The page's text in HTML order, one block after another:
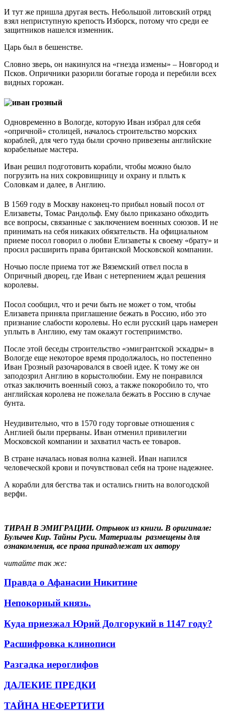
И тут же пришла другая весть. Небольшой литовский отряд
взял неприступную крепость Изборск, потому что среди ее
защитников нашелся изменник.
Царь был в бешенстве.
Словно зверь, он накинулся на «гнезда измены» – Новгород и
Псков. Опричники разорили богатые города и перебили всех
видных горожан.
Одновременно в Вологде, которую Иван избрал для себя
«опричной» столицей, началось строительство морских
кораблей, для чего туда были срочно привезены английские
корабельные мастера.
Иван решил подготовить корабли, чтобы можно было
погрузить на них сокровищницу и охрану и плыть к
Соловкам и далее, в Англию.
В 1569 году в Москву наконец-то прибыл новый посол от
Елизаветы, Томас Рандольф. Ему было приказано обходить
все вопросы, связанные с заключением военных союзов. И не
принимать на себя никаких обязательств. На официальном
приеме посол говорил о любви Елизаветы к своему «брату» и
просил расширить права британской Московской компании.
Ночью после приема тот же Вяземский отвел посла в
Опричный дворец, где Иван с нетерпением ждал решения
королевы.
Посол сообщил, что и речи быть не может о том, чтобы
Елизавета приняла приглашение бежать в Россию, ибо это
признание слабости королевы. Но если русский царь намерен
уплыть в Англию, ему там окажут гостеприимство.
После этой беседы строительство «эмигрантской эскадры» в
Вологде еще некоторое время продолжалось, но постепенно
Иван Грозный разочаровался в своей идее. К тому же он
заподозрил Англию в корыстолюбии. Ему не понравился
отказ заключить военный союз, а также покоробило то, что
английская королева не пожелала бежать в Россию в случае
бунта.
Неудивительно, что в 1570 году торговые отношения с
Англией были прерваны. Иван отменил привилегии
Московской компании и захватил часть ее товаров.
В стране началась новая волна казней. Иван напился
человеческой крови и почувствовал себя на троне надежнее.
А корабли для бегства так и остались гнить на вологодской
верфи.
ТИРАН В ЭМИГРАЦИИ. Отрывок из книги. В оригинале:
Булычев Кир. Тайны Руси. Материалы размещены для
ознакомления, все права принадлежат их автору
читайте так же:
Правда о Афанасии Никитине
Непокорный князь.
Куда приезжал Юрий Долгорукий в 1147 году?
Расшифровка клинописи
Разгадка иероглифов
ДАЛЕКИЕ ПРЕДКИ
ТАЙНА НЕФЕРТИТИ